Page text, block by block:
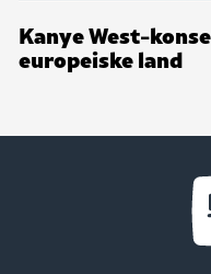
Kanye West-
europeiske land